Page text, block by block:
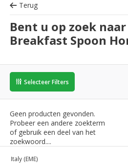
Terug
Bent u op zoek
Breakfast Spoon
Selecteer Filters
Geen producten gevonden.
Probeer een andere zoekterm
of gebruik een deel van het
zoekwoord....
in Italy (EME)